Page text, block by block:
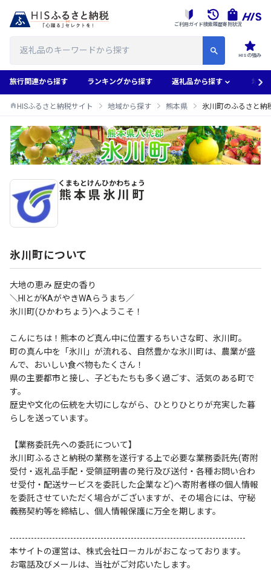
HISの強み
ご利用ガイド検索履歴寄附状況
旅行関連から探す ランキングから探す 返礼品から探す 地域
HISふるさと納税サイト 地域から探す 熊本県 氷川町のふるさと納
氷川町のふるさと納税返礼品一覧
熊本県
くまもとけん
氷川町
ひかわちょう
氷川町について
大地の恵み 歴史の香り
＼HIとがKAがやきWAらうまち／
氷川町(ひかわちょう)へようこそ！
こんにちは！熊本のど真ん中に位置するちいさな町、氷川町。
町の真ん中を「氷川」が流れる、自然豊かな氷川町は、農業が盛
んで、おいしい食べ物もたくさん！
県の主要都市と接し、子どもたちも多く過ごす、活気のある町で
す。
歴史や文化の伝統を大切にしながら、ひとりひとりが充実した暮
らしを送っています。
【業務委託先への委託について】
氷川町ふるさと納税の業務を遂行する上で必要な業務委託先(寄附
受付・返礼品手配・受領証明書の発行及び送付・各種お問い合わ
せ受付・配送サービスを委託した企業など)へ寄附者様の個人情報
を委託させていただく場合がございますが、その場合には、守秘
義務契約等を締結し、個人情報保護に万全を期します。
------------------------------------------------------------------------------
本サイトの運営は、株式会社ローカルがおこなっております。
お電話及びメールは、当社がご対応いたします。